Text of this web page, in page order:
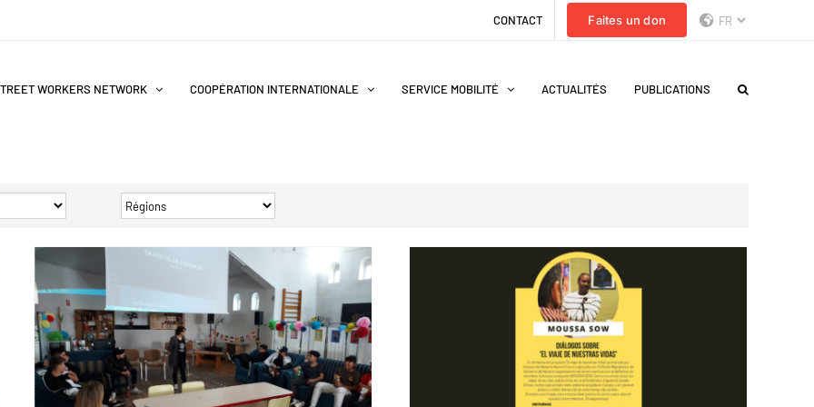
CONTACT Faites un don
WORKERS NETWORK COOPÉRATION INTERNATIONALE SERVICE MOBILITÉ ACTUALITÉS PUBLICATIONS